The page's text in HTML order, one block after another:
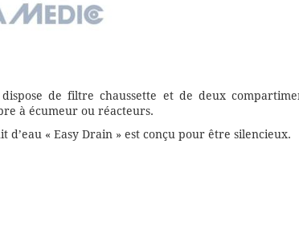
de filtre chaussette et de deux
à écumeur ou réacteurs.
d’eau « Easy Drain » est conçu pour être silencieux.